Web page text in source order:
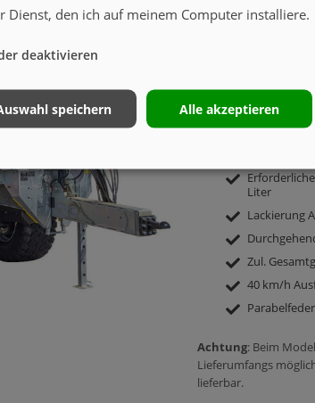
ASW 248
Mulde 5300
mm
Liter
Lackierung
Zul.
40 km/h
Achtung: Beim
Lieferumfangs
lieferbar.
Dienst, den ich auf meinem Computer installiere.
deaktivieren
speichern Alle akzeptieren